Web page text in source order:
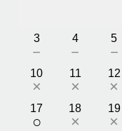
3
－
4
－
5
－
10
×
11
×
12
×
17
○
18
×
19
×